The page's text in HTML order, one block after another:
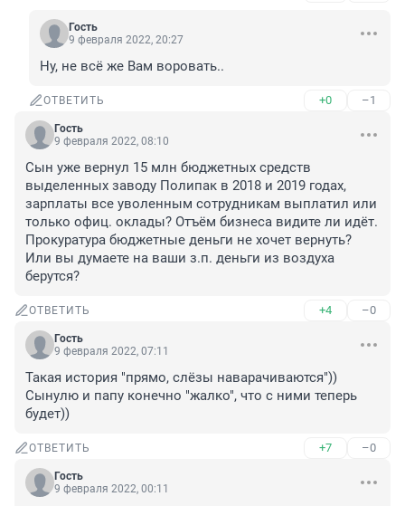
Гость
9 февраля 2022, 20:27
Ну, не всё же Вам воровать..
ОТВЕТИТЬ +0 –1
Гость
9 февраля 2022, 08:10
Сын уже вернул 15 млн бюджетных средств
выделенных заводу Полипак в 2018 и 2019 годах,
зарплаты все уволенным сотрудникам выплатил или
только офиц. оклады? Отъём бизнеса видите ли идёт.
Прокуратура бюджетные деньги не хочет вернуть?
Или вы думаете на ваши з.п. деньги из воздуха
берутся?
ОТВЕТИТЬ +4 –0
Гость
9 февраля 2022, 07:11
Такая история "прямо, слёзы наварачиваются"))
Сынулю и папу конечно "жалко", что с ними теперь
будет))
ОТВЕТИТЬ +7 –0
Гость
9 февраля 2022, 00:11